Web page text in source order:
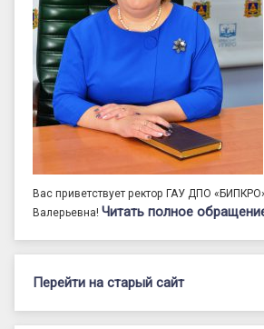
Вас приветствует ректор ГАУ ДПО
Валерьевна! Читать полное
Перейти на старый сайт